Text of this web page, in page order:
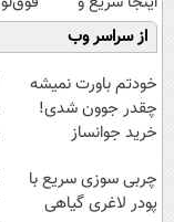
راحت بفروشش
✅
از سراسر وب
خودتم باورت نمیشه
چقدر جوون شدی!
خرید جوانساز
ویژه
چربی سوزی سریع با
پودر لاغری گیاهی